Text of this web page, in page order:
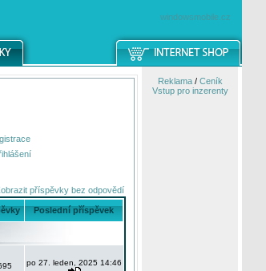
windowsmobile.cz
příspěvky bez odpovědí
Poslední příspěvek
po 27. leden, 2025 14:46
Reklama/ Ceník
Vstup pro inzerenty